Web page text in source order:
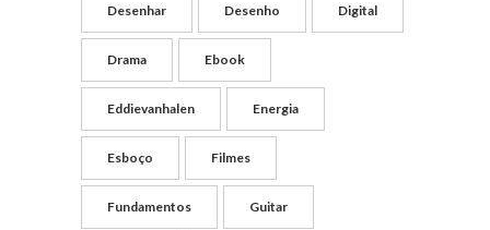
Desenhar Desenho Digital
Drama Ebook
Eddievanhalen Energia
Esboço Filmes
Fundamentos Guitar